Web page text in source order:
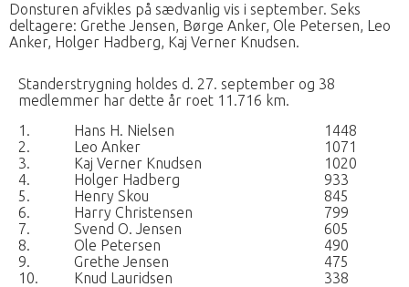
Donsturen afvikles på sædvanlig vis i september. Seks
deltagere: Grethe Jensen, Børge Anker, Ole Petersen, Leo
Anker, Holger Hadberg, Kaj Verner Knudsen.
Standerstrygning holdes d. 27. september og 38
medlemmer har dette år roet 11.716 km.
1.
2.
3.
4.
5.
6.
7.
8.
9.
10.
Hans H. Nielsen
Leo Anker
Kaj Verner Knudsen
Holger Hadberg
Henry Skou
Harry Christensen
Svend O. Jensen
Ole Petersen
Grethe Jensen
Knud Lauridsen
1448
1071
1020
933
845
799
605
490
475
338